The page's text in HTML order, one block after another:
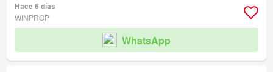
Hace 6 días
WINPROP
WhatsApp